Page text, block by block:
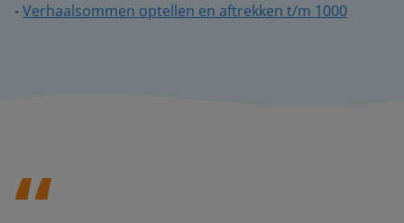
-Verhaalsommen optellen en aftrekken t/m 1000